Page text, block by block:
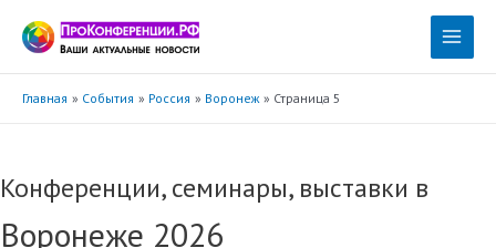
содержимому
Main
Главная События Россия Воронеж Страница 5
Конференции, семинары, выставки в
Воронеже 2026